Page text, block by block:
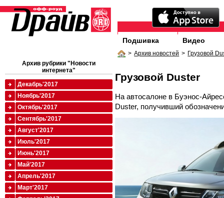
Подшивка Видео
> Архив новостей > Грузовой
Грузовой Duster
На автосалоне в Буэнос-
Duster, получивший
Архив рубрики "Новости
интернета"
Декабрь'2017
Ноябрь'2017
Октябрь'2017
Сентябрь'2017
Август'2017
Июль'2017
Июнь'2017
Май'2017
Апрель'2017
Март'2017